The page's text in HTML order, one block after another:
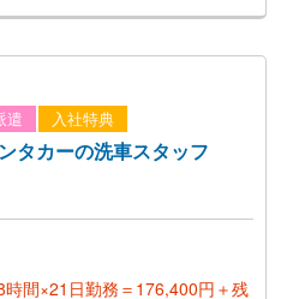
遣 入社特典
タカーの洗車スタッフ
時間×21日勤務＝176,400円＋残